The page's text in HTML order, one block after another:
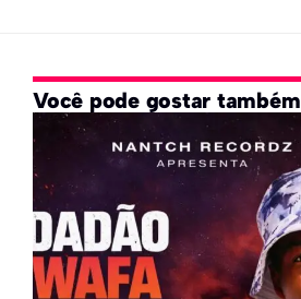
Você pode gostar também